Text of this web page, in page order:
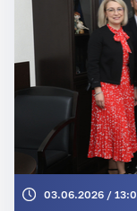
03.06.2026 /